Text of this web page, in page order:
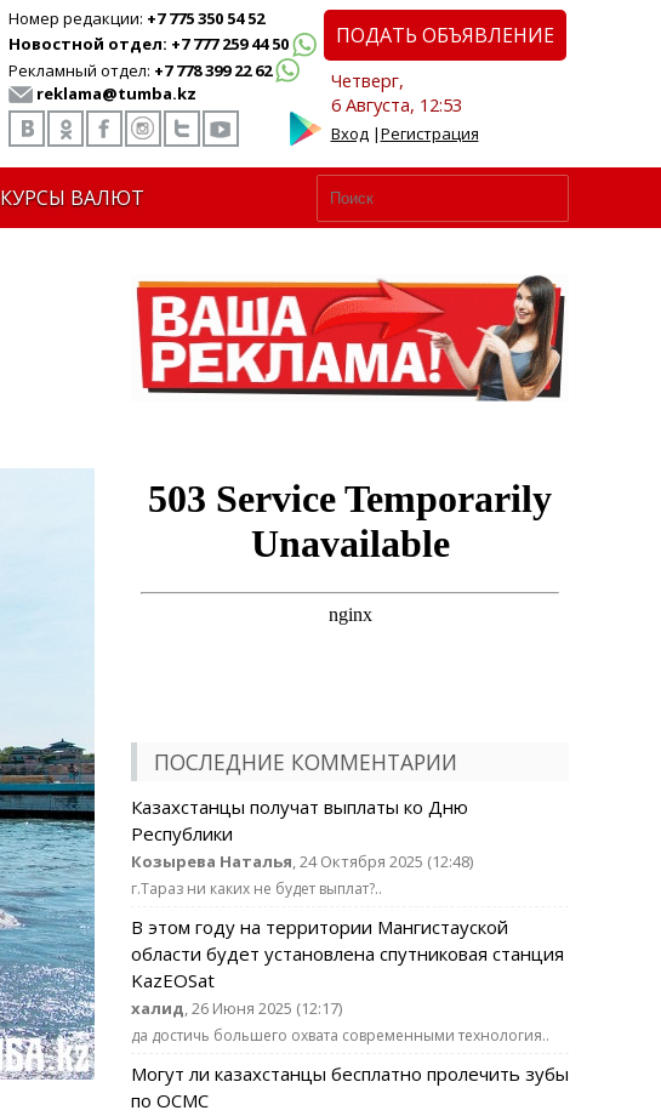
Номер редакции: +7 775 350 54 52
Новостной отдел: +7 777 259 44 50
Рекламный отдел: +7 778 399 22 62
reklama@tumba.kz
ПОДАТЬ ОБЪЯВЛЕНИЕ
Четверг,
6 Августа, 12:53
Вход|Регистрация
КУРСЫ ВАЛЮТ
ПОСЛЕДНИЕ КОММЕНТАРИИ
Казахстанцы получат выплаты ко Дню
Республики
Козырева Наталья, 24 Октября 2025 (12:48)
г.Тараз ни каких не будет выплат?..
В этом году на территории Мангистауской
области будет установлена спутниковая станция
KazEOSat
халид, 26 Июня 2025 (12:17)
да достичь большего охвата современными технология..
Могут ли казахстанцы бесплатно пролечить зубы
по ОСМС